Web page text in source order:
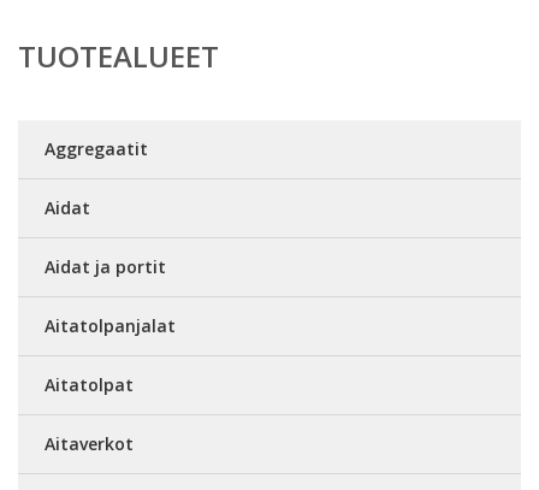
TUOTEALUEET
Aggregaatit
Aidat
Aidat ja portit
Aitatolpanjalat
Aitatolpat
Aitaverkot